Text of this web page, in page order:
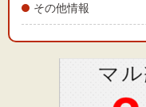
その他情報